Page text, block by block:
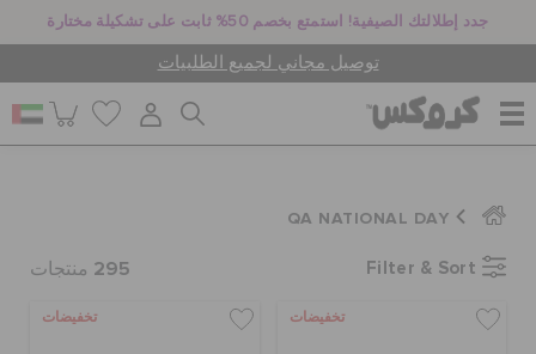
جدد إطلالتك الصيفية! استمتع بخصم 50% ثابت على تشكيلة مختارة
توصيل مجاني لجميع الطلبيات
للرجال
QA NATIONAL DAY
Filter & Sort
295 منتجات
تخفيضات تخفيضات